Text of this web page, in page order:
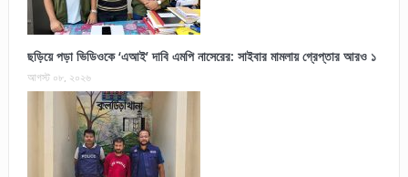
ছড়িয়ে পড়া ভিডিওকে ‘এআই’ দাবি এমপি নাসেরের: সাইবার মামলায় গ্রেপ্তার আরও ১
আগস্ট ০৮, ২০২৬